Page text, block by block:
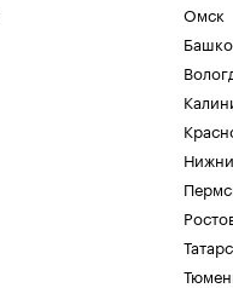
Омск